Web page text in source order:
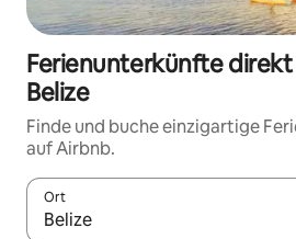
Ferienunterkünfte direkt
Belize
Finde und buche einzigartige
auf Airbnb.
Ort
Wenn Ergebnisse verfügbar sind,